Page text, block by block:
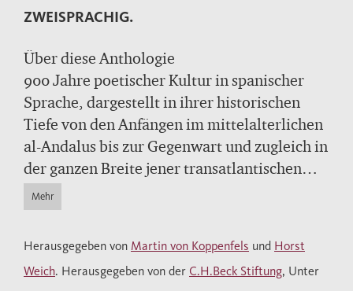
ZWEISPRACHIG.
Über diese Anthologie
900 Jahre poetischer Kultur in spanischer
Sprache, dargestellt in ihrer historischen
Tiefe von den Anfängen im mittelalterlichen
al-Andalus bis zur Gegenwart und zugleich in
der ganzen Breite jener transatlantischen
Sprachwelt, die Spanien mit
Hispanoamerika verbindet: Die vorliegende
unvergleichlich reiche Kultur in bisher nicht
gekanntem Umfang. Als Gemeinschaftswerk
Mehr
Herausgegeben von Martin von Koppenfels und Horst
Weich. Herausgegeben von der C.H.Beck Stiftung, Unter